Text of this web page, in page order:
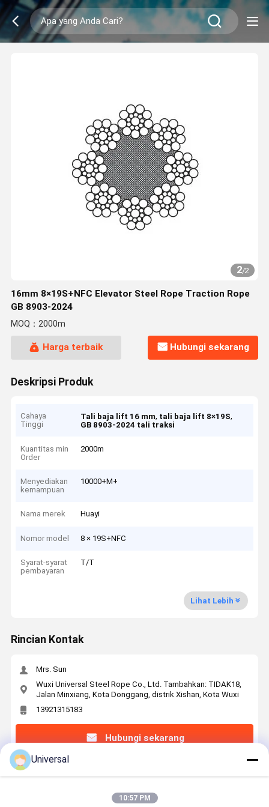
2/2
16mm 8×19S+NFC Elevator Steel Rope Traction Rope
GB 8903-2024
MOQ：2000m
Harga terbaik Hubungi sekarang
Deskripsi Produk
Cahaya
Tinggi
Tali baja lift 16 mm, tali baja lift 8×19S,
GB 8903-2024 tali traksi
Kuantitas min
Order
2000m
Menyediakan
kemampuan
10000+M+
Nama merek Huayi
Nomor model 8 × 19S+NFC
Syarat-syarat
pembayaran
T/T
Lihat Lebih
Rincian Kontak
Mrs. Sun
Wuxi Universal Steel Rope Co., Ltd. Tambahkan: TIDAK18,
Jalan Minxiang, Kota Donggang, distrik Xishan, Kota Wuxi
13921315183
Hubungi sekarang
Dapatkan Harga Terbaik Untuk
Universal
10:57 PM